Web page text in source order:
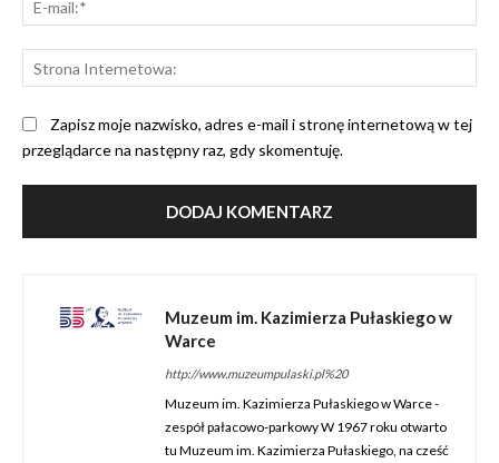
Zapisz moje nazwisko, adres e-mail i stronę internetową w tej
przeglądarce na następny raz, gdy skomentuję.
Muzeum im. Kazimierza Pułaskiego w
Warce
http://www.muzeumpulaski.pl%20
Muzeum im. Kazimierza Pułaskiego w Warce -
zespół pałacowo-parkowy W 1967 roku otwarto
tu Muzeum im. Kazimierza Pułaskiego, na cześć